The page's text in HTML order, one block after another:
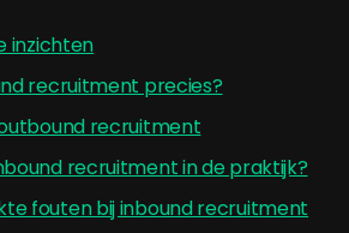
inzichten
recruitment precies?
recruitment
recruitment in de praktijk?
fouten bij inbound recruitment